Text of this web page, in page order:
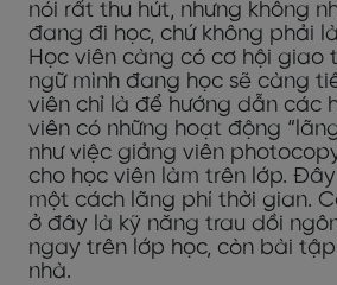
nói rất thu hút, nhưng không
đang đi học, chứ không phải
Học viên càng có cơ hội giao
ngữ mình đang học sẽ càng
viên chỉ là để hướng dẫn các
viên có những hoạt động
như việc giảng viên
cho học viên làm trên lớp.
một cách lãng phí thời gian.
ở đây là kỹ năng trau dồi
ngay trên lớp học, còn bài
nhà.